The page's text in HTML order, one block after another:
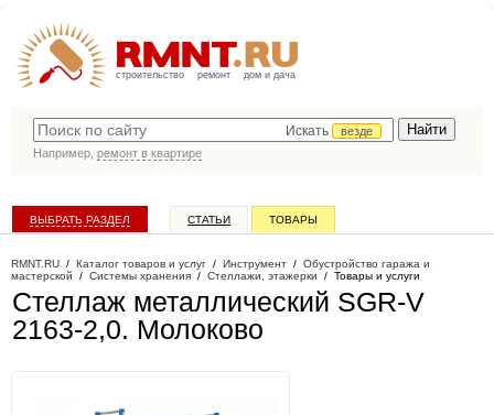
строительство ремонт дом и дача
Искать
везде
Например, ремонт в квартире
ВЫБРАТЬ РАЗДЕЛ СТАТЬИ ТОВАРЫ
RMNT.RU / Каталог товаров и услуг / Инструмент / Обустройство гаража и
мастерской / Системы хранения / Стеллажи, этажерки / Товары и услуги
Стеллаж металлический SGR-V
2163-2,0. Молоково